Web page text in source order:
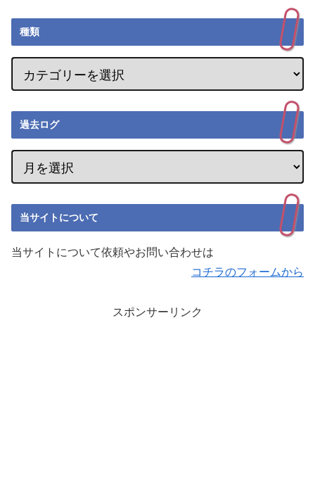
種類
過去ログ
当サイトについて
当サイトについて依頼やお問い合わせは
コチラのフォームから
スポンサーリンク